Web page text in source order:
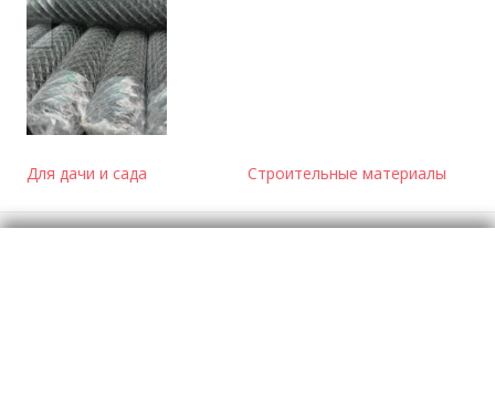
Для дачи и сада Строительные материалы